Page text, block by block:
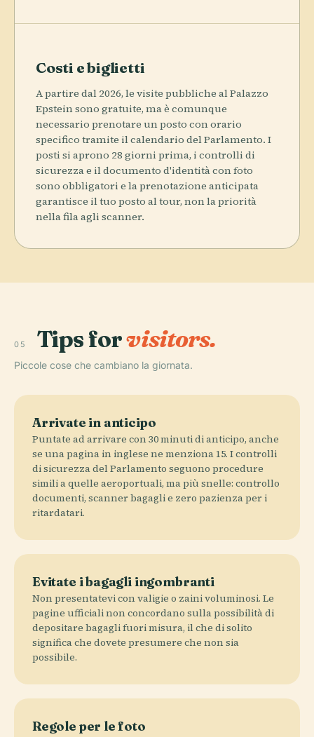
Costi e biglietti
A partire dal 2026, le visite pubbliche al Palazzo
Epstein sono gratuite, ma è comunque
necessario prenotare un posto con orario
specifico tramite il calendario del Parlamento. I
posti si aprono 28 giorni prima, i controlli di
sicurezza e il documento d'identità con foto
sono obbligatori e la prenotazione anticipata
garantisce il tuo posto al tour, non la priorità
nella fila agli scanner.
05 Tips forvisitors.
Piccole cose che cambiano la giornata.
Arrivate in anticipo
Puntate ad arrivare con 30 minuti di anticipo, anche
se una pagina in inglese ne menziona 15. I controlli
di sicurezza del Parlamento seguono procedure
simili a quelle aeroportuali, ma più snelle: controllo
documenti, scanner bagagli e zero pazienza per i
ritardatari.
Evitate i bagagli ingombranti
Non presentatevi con valigie o zaini voluminosi. Le
pagine ufficiali non concordano sulla possibilità di
depositare bagagli fuori misura, il che di solito
significa che dovete presumere che non sia
possibile.
Regole per le foto